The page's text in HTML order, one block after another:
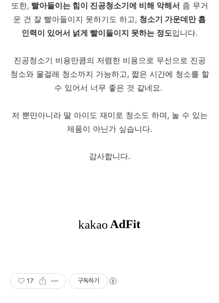
또한, 빨아들이는 힘이 진공청소기에 비해 악해서 좀 무거
운 건 잘 빨아들이지 못하기도 하고, 청소기 가운데만 흡
인력이 있어서 넑게 빨이들이지 못하는 정도입니다.
진공청소기 비용만큼의 저렴한 비용으로 무선으로 진공
청소와 물걸레 청소까지 가능하고, 짧은 시간에 청소를 할
수 있어서 너무 좋은 것 같네요.
저 뿐만아니라 딸 아이도 재미로 청소도 하며, 놀 수 있는
제품이 아닌가 싶습니다.
감사합니다.
17 구독하기